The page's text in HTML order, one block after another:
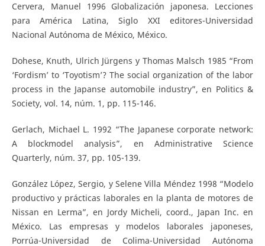
Cervera, Manuel 1996 Globalización japonesa. Lecciones
para América Latina, Siglo XXI editores-Universidad
Nacional Autónoma de México, México.
Dohese, Knuth, Ulrich Jürgens y Thomas Malsch 1985 “From
‘Fordism’ to ‘Toyotism’? The social organization of the labor
process in the Japanse automobile industry”, en Politics &
Society, vol. 14, núm. 1, pp. 115-146.
Gerlach, Michael L. 1992 “The Japanese corporate network:
A blockmodel analysis”, en Administrative Science
Quarterly, núm. 37, pp. 105-139.
González López, Sergio, y Selene Villa Méndez 1998 “Modelo
productivo y prácticas laborales en la planta de motores de
Nissan en Lerma”, en Jordy Micheli, coord., Japan Inc. en
México. Las empresas y modelos laborales japoneses,
Porrúa-Universidad de Colima-Universidad Autónoma